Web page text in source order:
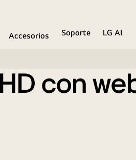
Accesorios Soporte
LG AI
con